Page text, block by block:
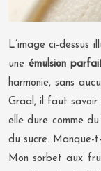
L’image ci-dessus
uneémulsion
harmonie, sans
Graal, il faut savoir
elle dure comme
du sucre. Manque-
Mon sorbet aux